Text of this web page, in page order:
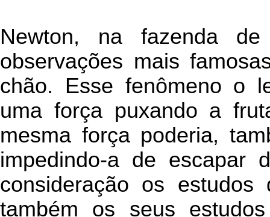
Newton, na fazenda
observações mais
chão. Esse fenômeno o
uma força puxando a
mesma força poderia,
impedindo-a de escapar
consideração os
também os seus